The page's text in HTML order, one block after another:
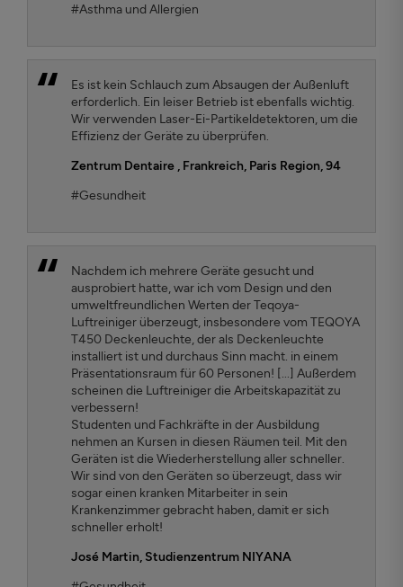
#Asthma und Allergien
Es ist kein Schlauch zum Absaugen der Außenluft
erforderlich. Ein leiser Betrieb ist ebenfalls wichtig.
Wir verwenden Laser-Ei-Partikeldetektoren, um die
Effizienz der Geräte zu überprüfen.
Zentrum Dentaire , Frankreich, Paris Region, 94
#Gesundheit
Nachdem ich mehrere Geräte gesucht und
ausprobiert hatte, war ich vom Design und den
umweltfreundlichen Werten der Teqoya-
Luftreiniger überzeugt, insbesondere vom TEQOYA
T450 Deckenleuchte, der als Deckenleuchte
installiert ist und durchaus Sinn macht. in einem
Präsentationsraum für 60 Personen! [...] Außerdem
scheinen die Luftreiniger die Arbeitskapazität zu
verbessern!
Studenten und Fachkräfte in der Ausbildung
nehmen an Kursen in diesen Räumen teil. Mit den
Geräten ist die Wiederherstellung aller schneller.
Wir sind von den Geräten so überzeugt, dass wir
sogar einen kranken Mitarbeiter in sein
Krankenzimmer gebracht haben, damit er sich
schneller erholt!
José Martin, Studienzentrum NIYANA